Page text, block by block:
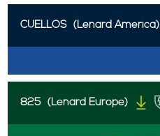
CUELLOS (Lenard America)
825 (Lenard Europe)